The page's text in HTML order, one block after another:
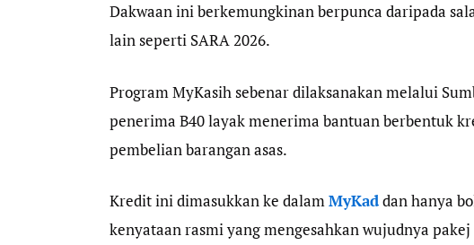
Dakwaan ini berkemungkinan berpunca daripada
lain seperti SARA 2026.
Program MyKasih sebenar dilaksanakan melalui
penerima B40 layak menerima bantuan berbentuk
pembelian barangan asas.
Kredit ini dimasukkan ke dalamMyKaddan hanya
kenyataan rasmi yang mengesahkan wujudnya